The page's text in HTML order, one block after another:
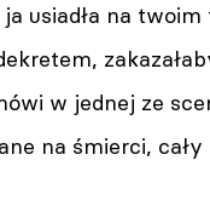
usiadła na
w jednej ze
na śmierci, cały